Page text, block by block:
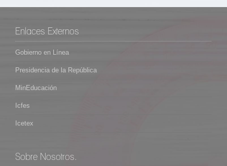
Enlaces Externos
Gobierno en Línea
Presidencia de la República
MinEducación
Icfes
Icetex
Sobre Nosotros.